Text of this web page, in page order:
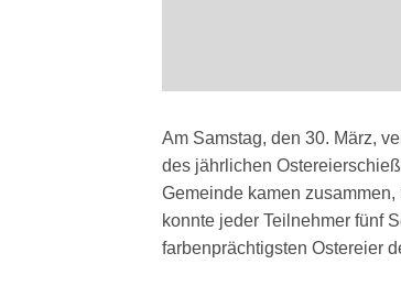
Am Samstag, den 30. März,
des jährlichen
Gemeinde kamen
konnte jeder Teilnehmer fünf
farbenprächtigsten Ostereier